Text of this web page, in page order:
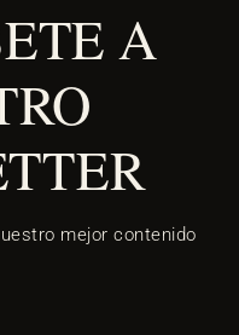
A
mejor contenido